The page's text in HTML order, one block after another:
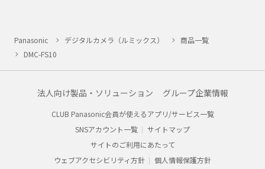
Panasonic デジタルカメラ（ルミックス）
商品一覧
DMC-FS10
法人向け製品・ソリューション グループ企業情報
CLUB Panasonic会員が使えるアプリ/サービス一覧
SNSアカウント一覧
サイトマップ
サイトのご利用にあたって
ウェブアクセシビリティ方針
個人情報保護方針